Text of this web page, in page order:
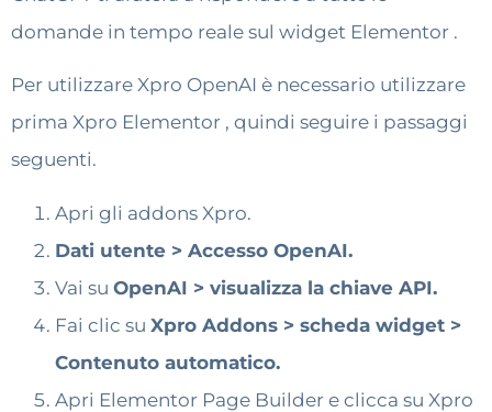
domande in tempo reale sul widget Elementor .
Per utilizzare Xpro OpenAI è necessario utilizzare
prima Xpro Elementor , quindi seguire i passaggi
seguenti.
Apri gli addons Xpro.
Dati utente > Accesso OpenAI.
Vai su OpenAI > visualizza la chiave API.
Fai clic su Xpro Addons > scheda widget >
Contenuto automatico.
Apri Elementor Page Builder e clicca su Xpro